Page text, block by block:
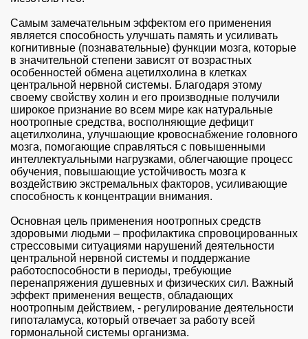
Самым замечательным эффектом его применения
является способность улучшать память и усиливать
когнитивные (познавательные) функции мозга, которые
в значительной степени зависят от возрастных
особенностей обмена ацетилхолина в клетках
центральной нервной системы. Благодаря этому
своему свойству холин и его производные получили
широкое признание во всем мире как натуральные
ноотропные средства, восполняющие дефицит
ацетилхолина, улучшающие кровоснабжение головного
мозга, помогающие справляться с повышенными
интеллектуальными нагрузками, облегчающие процесс
обучения, повышающие устойчивость мозга к
воздействию экстремальных факторов, усиливающие
способность к концентрации внимания.
Основная цель применения ноотропных средств
здоровыми людьми – профилактика спровоцированных
стрессовыми ситуациями нарушений деятельности
центральной нервной системы и поддержание
работоспособности в периоды, требующие
перенапряжения душевных и физических сил. Важный
эффект применения веществ, обладающих
ноотропным действием, - регулирование деятельности
гипоталамуса, который отвечает за работу всей
гормональной системы организма.